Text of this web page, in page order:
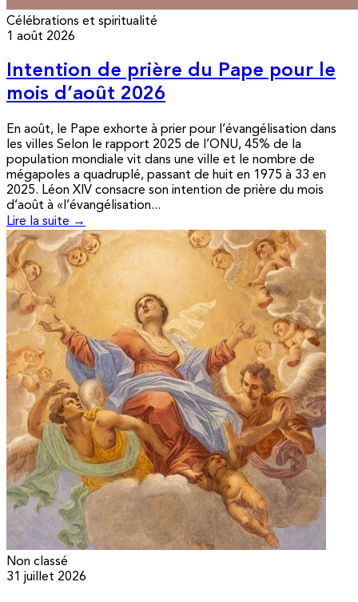
Célébrations et spiritualité
1 août 2026
Intention de prière du Pape pour le
mois d’août 2026
En août, le Pape exhorte à prier pour l’évangélisation dans
les villes Selon le rapport 2025 de l’ONU, 45% de la
population mondiale vit dans une ville et le nombre de
mégapoles a quadruplé, passant de huit en 1975 à 33 en
2025. Léon XIV consacre son intention de prière du mois
d’août à «l’évangélisation...
Lire la suite →
Non classé
31 juillet 2026